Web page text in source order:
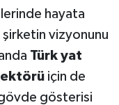
hayata
vizyonunu
Türk yat
için de
gösterisi